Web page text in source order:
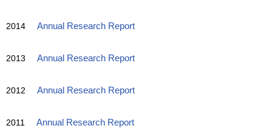
2014 Annual Research Report
2013 Annual Research Report
2012 Annual Research Report
2011 Annual Research Report